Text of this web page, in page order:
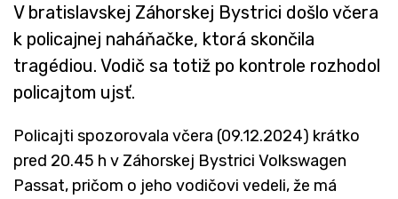
V bratislavskej Záhorskej Bystrici došlo včera
k policajnej naháňačke, ktorá skončila
tragédiou. Vodič sa totiž po kontrole rozhodol
policajtom ujsť.
Policajti spozorovala včera (09.12.2024) krátko
pred 20.45 h v Záhorskej Bystrici Volkswagen
Passat, pričom o jeho vodičovi vedeli, že má